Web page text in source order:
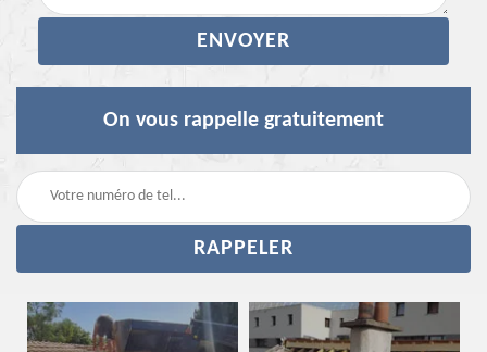
On vous rappelle gratuitement